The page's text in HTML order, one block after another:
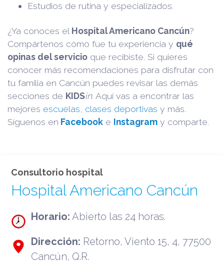
Estudios de rutina y especializados.
¿Ya conoces el Hospital Americano Cancún?
Compártenos cómo fue tu experiencia y qué
opinas del servicio que recibiste. Si quieres
conocer más recomendaciones para disfrutar con
tu familia en Cancún puedes revisar las demás
secciones de KIDSin. Aquí vas a encontrar las
mejores escuelas clases deportivas y más.
Síguenos en Facebook e Instagram y comparte.
Consultorio hospital
Hospital Americano Cancún
Horario: Abierto las 24 horas.
Dirección: Retorno, Viento 15, 4, 77500
Cancún, Q.R.